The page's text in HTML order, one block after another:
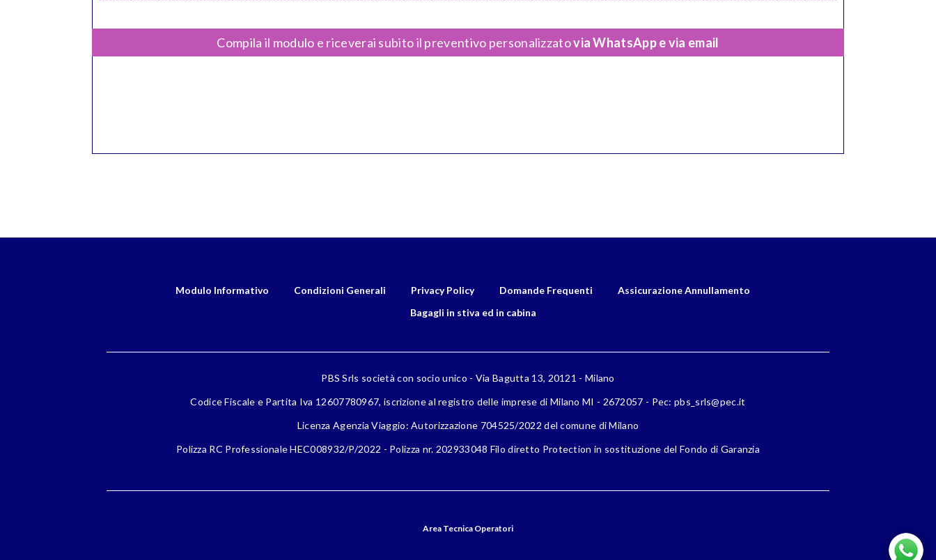
Compila il modulo e riceverai subito il preventivo personalizzatovia WhatsApp e via email
Modulo Informativo Condizioni Generali Privacy Policy Domande Frequenti
Assicurazione Annullamento
Bagagli in stiva ed in cabina
PBS Srls società con socio unico - Via Bagutta 13, 20121 - Milano
Codice Fiscale e Partita Iva 12607780967, iscrizione al registro delle imprese di Milano MI - 2672057 - Pec: pbs_srls@pec.it
Licenza Agenzia Viaggio: Autorizzazione 704525/2022 del comune di Milano
Polizza RC Professionale HEC008932/P/2022 - Polizza nr. 202933048 Filo diretto Protection in sostituzione del Fondo di Garanzia
Area Tecnica Operatori